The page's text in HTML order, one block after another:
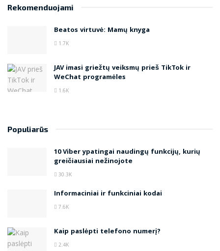
Rekomenduojami
Beatos virtuvė: Mamų knyga
1.7K
JAV imasi griežtų veiksmų prieš TikTok ir
WeChat programėles
1.6K
Populiarūs
10 Viber ypatingai naudingų funkcijų, kurių
greičiausiai nežinojote
30.3K
Informaciniai ir funkciniai kodai
7.6K
Kaip paslėpti telefono numerį?
2.4K